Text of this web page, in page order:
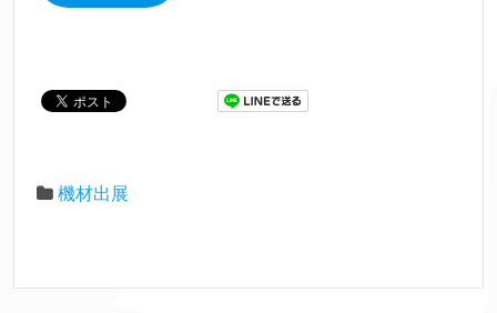
機材出展